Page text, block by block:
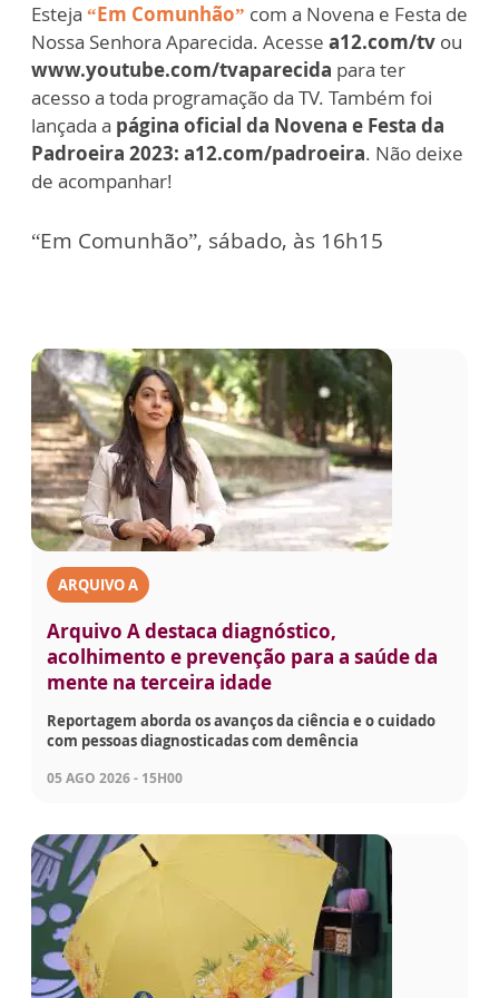
Esteja “Em Comunhão” com a Novena e Festa de
Nossa Senhora Aparecida. Acesse a12.com/tv ou
www.youtube.com/tvaparecida para ter
acesso a toda programação da TV. Também foi
lançada a página oficial da Novena e Festa da
Padroeira 2023: a12.com/padroeira. Não deixe
de acompanhar!
“Em Comunhão”, sábado, às 16h15
ARQUIVO A
Arquivo A destaca diagnóstico,
acolhimento e prevenção para a saúde da
mente na terceira idade
Reportagem aborda os avanços da ciência e o cuidado
com pessoas diagnosticadas com demência
05 AGO 2026 - 15H00